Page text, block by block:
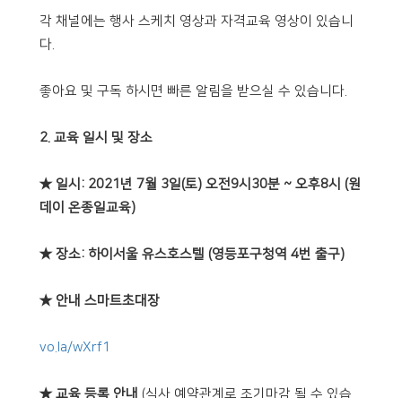
각 채널에는 행사 스케치 영상과 자격교육 영상이 있습니
다.
좋아요 및 구독 하시면 빠른 알림을 받으실 수 있습니다.
2. 교육 일시 및 장소
★ 일시: 2021년 7월 3일(토) 오전9시30분 ~ 오후8시 (원
데이 온종일교육)
★ 장소: 하이서울 유스호스텔 (영등포구청역 4번 출구)
★ 안내 스마트초대장
vo.la/wXrf1
★ 교육 등록 안내 (식사 예약관계로 조기마감 될 수 있습